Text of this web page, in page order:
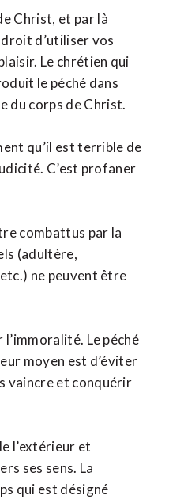
Christ, et par là
droit d’utiliser vos
Le chrétien qui
le péché dans
du corps de Christ.
qu’il est terrible de
C’est profaner
combattus par la
(adultère,
ne peuvent être
Le péché
moyen est d’éviter
vaincre et conquérir
l’extérieur et
ses sens. La
qui est désigné